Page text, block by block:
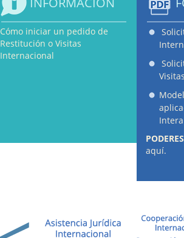
Cómo iniciar un pedido de
Restitución o Visitas
Internacional
aquí.